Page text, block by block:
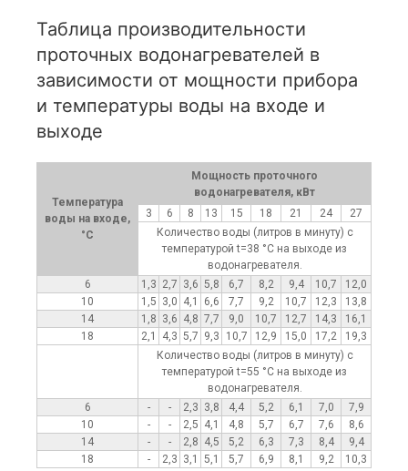
Таблица производительности
проточных водонагревателей в
зависимости от мощности прибора
и температуры воды на входе и
выходе
Температура
воды на входе,
°C
Мощность проточного
водонагревателя, кВт
3
6 8 13 15 18 21 24
27
Количество воды (литров в минуту) с
температурой t=38 °C на выходе из
водонагревателя.
6
1,3 2,7 3,6 5,8 6,7 8,2 9,4 10,7
12,0
10
1,5 3,0 4,1 6,6 7,7 9,2 10,7 12,3
13,8
14
1,8 3,6 4,8 7,7 9,0 10,7 12,7 14,3
16,1
18
2,1 4,3 5,7 9,3 10,7 12,9 15,0 17,2
19,3
Количество воды (литров в минуту) с
температурой t=55 °C на выходе из
водонагревателя.
6
- - 2,3 3,8 4,4 5,2 6,1 7,0
7,9
10
- - 2,5 4,1 4,8 5,7 6,7 7,6
8,6
14
- - 2,8 4,5 5,2 6,3 7,3 8,4
9,4
18
- 2,3 3,1 5,1 5,7 6,9 8,1 9,2 10,3